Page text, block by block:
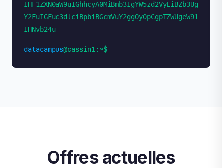
IHF1ZXN0aW9uIGhhcyA0MiBmb3IgYW5zd2VyLiBZb3Ug
Y2FuIGFuc3dlciBpbiBGcmVuY2ggOy0pCgpTZWUgeW91
IHNvb24u
datacampus@cassin1:~$
Offres actuelles